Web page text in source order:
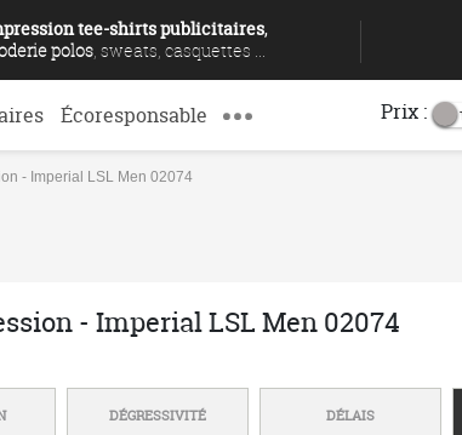
tee-shirts publicitaires,
polos , sweats, casquettes ...
Écoresponsable Prix :
- Imperial LSL Men 02074
- Imperial LSL Men 02074
DÉGRESSIVITÉ DÉLAIS